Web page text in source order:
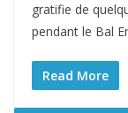
gratifie de
pendant le Bal
Read More